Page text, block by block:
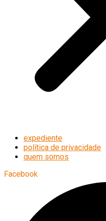
expediente
política de privacidade
quem somos
Facebook